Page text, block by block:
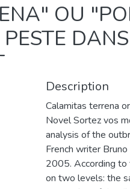
OU
Description
Calamitas terrena
Novel Sortez vos
analysis of the
French writer
2005. According to
on two levels: the